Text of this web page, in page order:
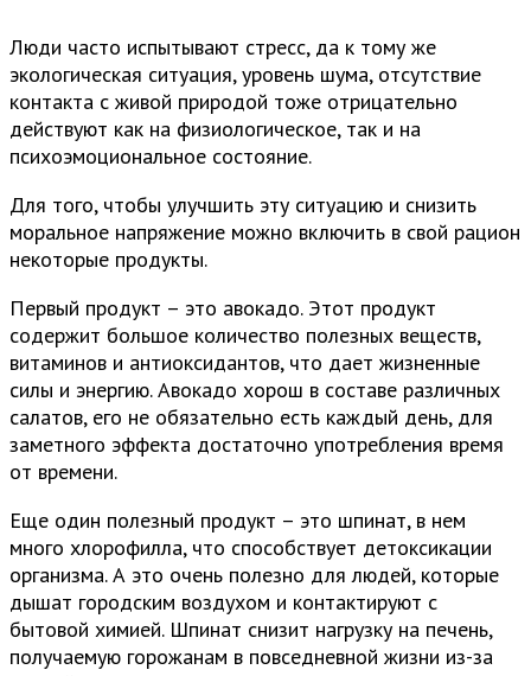
Люди часто испытывают стресс, да к тому же
экологическая ситуация, уровень шума, отсутствие
контакта с живой природой тоже отрицательно
действуют как на физиологическое, так и на
психоэмоциональное состояние.
Для того, чтобы улучшить эту ситуацию и снизить
моральное напряжение можно включить в свой рацион
некоторые продукты.
Первый продукт – это авокадо. Этот продукт
содержит большое количество полезных веществ,
витаминов и антиоксидантов, что дает жизненные
силы и энергию. Авокадо хорош в составе различных
салатов, его не обязательно есть каждый день, для
заметного эффекта достаточно употребления время
от времени.
Еще один полезный продукт – это шпинат, в нем
много хлорофилла, что способствует детоксикации
организма. А это очень полезно для людей, которые
дышат городским воздухом и контактируют с
бытовой химией. Шпинат снизит нагрузку на печень,
получаемую горожанам в повседневной жизни из-за